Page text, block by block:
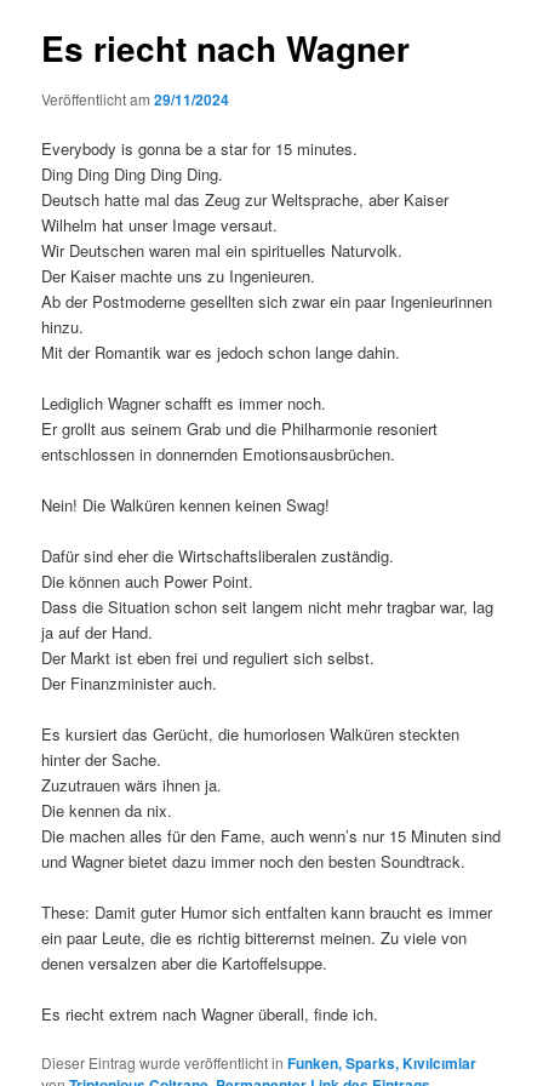
Es riecht nach Wagner
Veröffentlicht am29/11/2024
Everybody is gonna be a star for 15 minutes.
Ding Ding Ding Ding Ding.
Deutsch hatte mal das Zeug zur Weltsprache, aber Kaiser
Wilhelm hat unser Image versaut.
Wir Deutschen waren mal ein spirituelles Naturvolk.
Der Kaiser machte uns zu Ingenieuren.
Ab der Postmoderne gesellten sich zwar ein paar Ingenieurinnen
hinzu.
Mit der Romantik war es jedoch schon lange dahin.
Lediglich Wagner schafft es immer noch.
Er grollt aus seinem Grab und die Philharmonie resoniert
entschlossen in donnernden Emotionsausbrüchen.
Nein! Die Walküren kennen keinen Swag!
Dafür sind eher die Wirtschaftsliberalen zuständig.
Die können auch Power Point.
Dass die Situation schon seit langem nicht mehr tragbar war, lag
ja auf der Hand.
Der Markt ist eben frei und reguliert sich selbst.
Der Finanzminister auch.
Es kursiert das Gerücht, die humorlosen Walküren steckten
hinter der Sache.
Zuzutrauen wärs ihnen ja.
Die kennen da nix.
Die machen alles für den Fame, auch wenn’s nur 15 Minuten sind
und Wagner bietet dazu immer noch den besten Soundtrack.
These: Damit guter Humor sich entfalten kann braucht es immer
ein paar Leute, die es richtig bitterernst meinen. Zu viele von
denen versalzen aber die Kartoffelsuppe.
Es riecht extrem nach Wagner überall, finde ich.
Dieser Eintrag wurde veröffentlicht inFunken, Sparks, Kıvılcımlar